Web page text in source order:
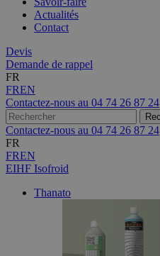
Actualités
Contact
Devis
Demande de rappel
FR
FREN
Contactez-nous au 04 74 26 87 24
Contactez-nous au 04 74 26 87 24
FR
FREN
EIHF Isofroid
Thanato